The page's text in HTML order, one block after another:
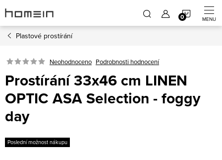
na
obsah
Plastové prostírání
Neohodnoceno Podrobnosti hodnocení
Prostírání 33x46 cm LINEN
OPTIC ASA Selection - foggy
day
Poslední možnost nákupu